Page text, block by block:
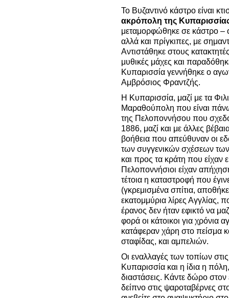
Το Βυζαντινό κάστρο είναι
ακρόπολη της
μεταμορφώθηκε σε κάστρο –
αλλά και πρίγκιπες, με
Αντιστάθηκε στους
μυθικές μάχες και
Κυπαρισσία γεννήθηκε ο
Αμβρόσιος Φραντζής.
Η Κυπαρισσία, μαζί με τα
Μαραθούπολη που είναι
της Πελοποννήσου που
1886, μαζί και με άλλες
βοήθεια που απεύθυναν οι
των συγγενικών σχέσεων
και προς τα κράτη που είχαν
Πελοποννήσιοι είχαν
τέτοια η καταστροφή που
(γκρεμισμένα σπίτια,
εκατομμύρια λίρες Αγγλίας,
έρανος δεν ήταν εφικτό να
φορά οι κάτοικοι για χρόνια
κατάφεραν χάρη στο πείσμα
σταφίδας, και αμπελιών.
Οι εναλλαγές των τοπίων
Κυπαρισσία και η ίδια η
διαστάσεις. Κάντε δώρο
δείπνο στις ψαροταβέρνες